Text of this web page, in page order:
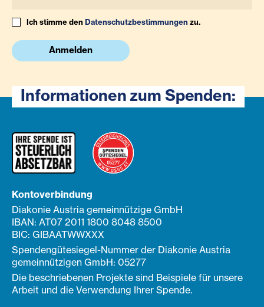
Ich stimme denDatenschutzbestimmungenzu.
Anmelden
Informationen zum Spenden:
Kontoverbindung
Diakonie Austria gemeinnützige GmbH
IBAN: AT07 2011 1800 8048 8500
BIC: GIBAATWWXXX
Spendengütesiegel-Nummer der Diakonie Austria
gemeinnützigen GmbH: 05277
Die beschriebenen Projekte sind Beispiele für unsere
Arbeit und die Verwendung Ihrer Spende.